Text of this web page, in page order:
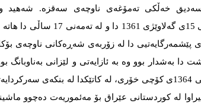
خەڵکی ته‌‌‌مۆغه‌‌‌ی ناوچه‌‌‌ی سه‌‌‌قزه‌‌‌. شەهید
ڕێکەوتی 15ی گەلاوێژی 1361 دا
پێشمەرگایەتیی دا لە زۆربەی شەڕەکانی ناوچەی
رێبەندانی 1364ی کۆچی خۆری، لە کاتێکدا له‌‌‌ بنکه‌‌‌ی
له‌‌‌ کوردستانی عێراق بۆ مه‌‌‌ئموریه‌‌‌ت ده‌‌‌چوو